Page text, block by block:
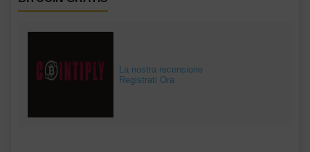
La nostra recensione
Registrati Ora